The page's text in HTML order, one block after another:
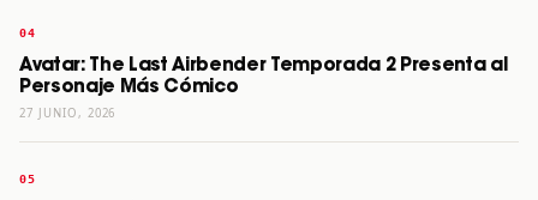
Avatar: The Last Airbender Temporada 2 Presenta al
Personaje Más Cómico
27 JUNIO, 2026